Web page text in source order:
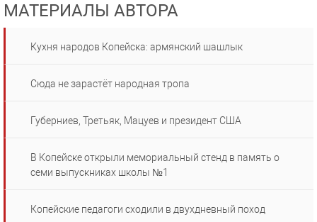
МАТЕРИАЛЫ АВТОРА
Кухня народов Копейска: армянский шашлык
Сюда не зарастёт народная тропа
Губерниев, Третьяк, Мацуев и президент США
В Копейске открыли мемориальный стенд в память о
семи выпускниках школы №1
Копейские педагоги сходили в двухдневный поход